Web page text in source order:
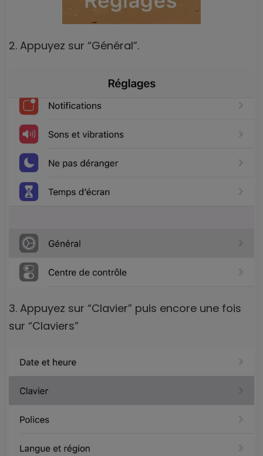
2. Appuyez sur “Général”.
3. Appuyez sur “Clavier” puis encore une fois
sur “Claviers”